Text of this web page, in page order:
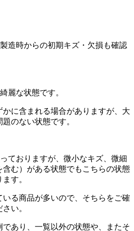
造時からの初期キズ・欠損も確認
麗な状態です。
に含まれる場合がありますが、大
のない状態です。
ておりますが、微小なキズ、微細
む）がある状態でもこちらの状態
す。
る商品が多いので、そちらをご確
い。
あり、一覧以外の状態や、またそ